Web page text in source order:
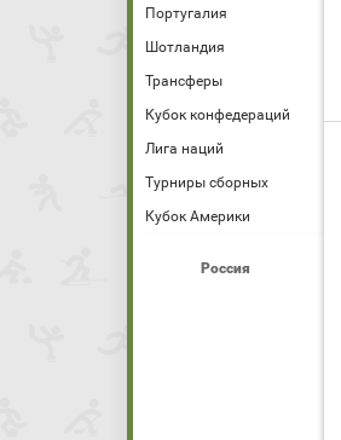
Португалия
Шотландия
Трансферы
Кубок конфедераций
Лига наций
Турниры сборных
Кубок Америки
Россия